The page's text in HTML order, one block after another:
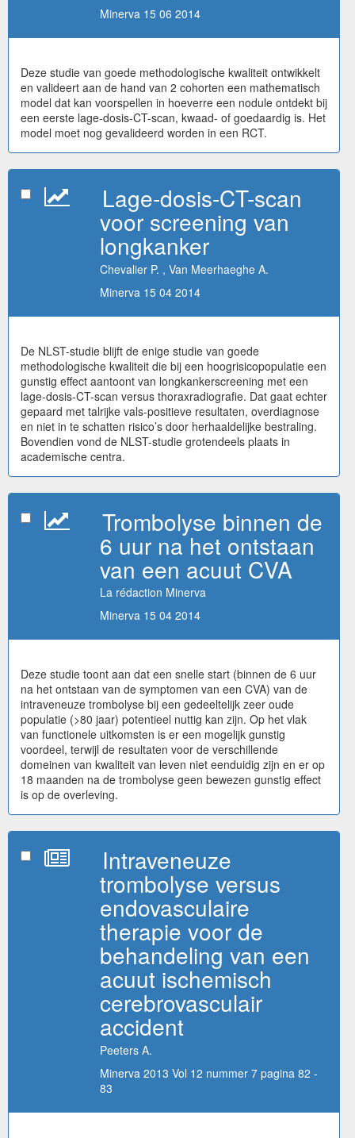
Minerva 15 06 2014
Deze studie van goede methodologische kwaliteit ontwikkelt
en valideert aan de hand van 2 cohorten een mathematisch
model dat kan voorspellen in hoeverre een nodule ontdekt bij
een eerste lage-dosis-CT-scan, kwaad- of goedaardig is. Het
model moet nog gevalideerd worden in een RCT.
Lage-dosis-CT-scan
voor screening van
longkanker
Chevalier P. , Van Meerhaeghe A.
Minerva 15 04 2014
De NLST-studie blijft de enige studie van goede
methodologische kwaliteit die bij een hoogrisicopopulatie een
gunstig effect aantoont van longkankerscreening met een
lage-dosis-CT-scan versus thoraxradiografie. Dat gaat echter
gepaard met talrijke vals-positieve resultaten, overdiagnose
en niet in te schatten risico’s door herhaaldelijke bestraling.
Bovendien vond de NLST-studie grotendeels plaats in
academische centra.
Trombolyse binnen de
6 uur na het ontstaan
van een acuut CVA
La rédaction Minerva
Minerva 15 04 2014
Deze studie toont aan dat een snelle start (binnen de 6 uur
na het ontstaan van de symptomen van een CVA) van de
intraveneuze trombolyse bij een gedeeltelijk zeer oude
populatie (>80 jaar) potentieel nuttig kan zijn. Op het vlak
van functionele uitkomsten is er een mogelijk gunstig
voordeel, terwijl de resultaten voor de verschillende
domeinen van kwaliteit van leven niet eenduidig zijn en er op
18 maanden na de trombolyse geen bewezen gunstig effect
is op de overleving.
Intraveneuze
trombolyse versus
endovasculaire
therapie voor de
behandeling van een
acuut ischemisch
cerebrovasculair
accident
Peeters A.
Minerva 2013 Vol 12 nummer 7 pagina 82 -
83